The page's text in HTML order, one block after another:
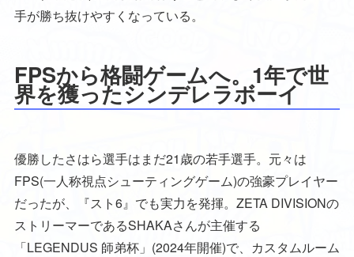
手が勝ち抜けやすくなっている。
FPSから格闘ゲームへ。1年で世
界を獲ったシンデレラボーイ
優勝したさはら選手はまだ21歳の若手選手。元々は
FPS(一人称視点シューティングゲーム)の強豪プレイヤー
だったが、『スト6』でも実力を発揮。ZETA DIVISIONの
ストリーマーであるSHAKAさんが主催する
「LEGENDUS 師弟杯」(2024年開催)で、カスタムルーム